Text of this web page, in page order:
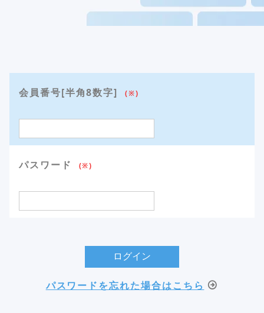
会員番号[半角8数字] (※)
パスワード (※)
パスワードを忘れた場合はこちら